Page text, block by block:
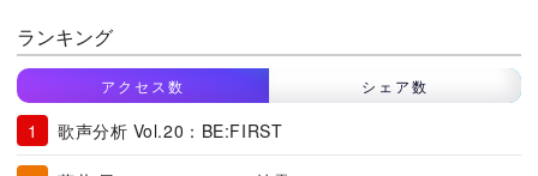
ランキング
アクセス数 シェア数
歌声分析 Vol.20：BE:FIRST